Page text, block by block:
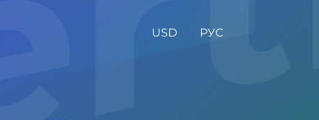
USD РУС